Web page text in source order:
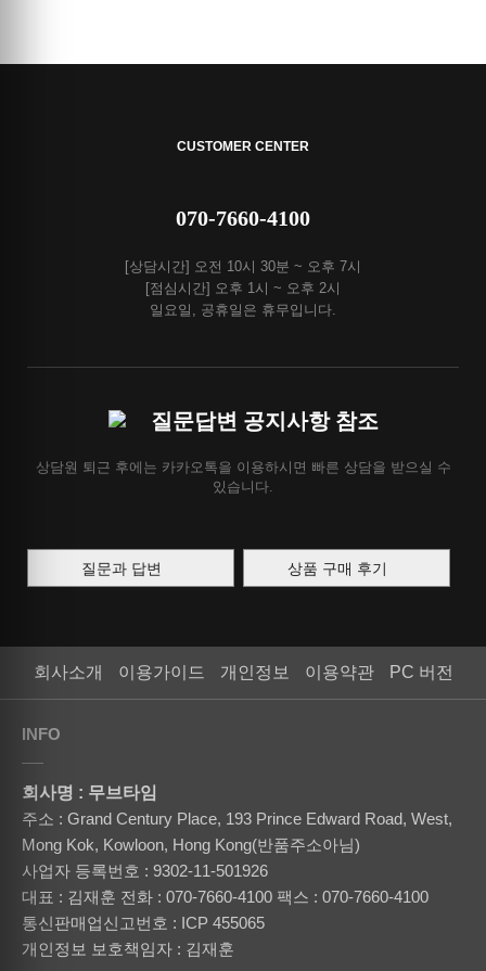
CUSTOMER CENTER
070-7660-4100
[상담시간] 오전 10시 30분 ~ 오후 7시
[점심시간] 오후 1시 ~ 오후 2시
일요일, 공휴일은 휴무입니다.
질문답변 공지사항 참조
상담원 퇴근 후에는 카카오톡을 이용하시면 빠른 상담을 받으실 수
있습니다.
질문과 답변 상품 구매 후기
회사소개 이용가이드 개인정보 이용약관 PC 버전
INFO
회사명 : 무브타임
주소 : Grand Century Place, 193 Prince Edward Road, West,
Mong Kok, Kowloon, Hong Kong(반품주소아님)
사업자 등록번호 : 9302-11-501926
대표 : 김재훈 전화 : 070-7660-4100 팩스 : 070-7660-4100
통신판매업신고번호 : ICP 455065
개인정보 보호책임자 : 김재훈